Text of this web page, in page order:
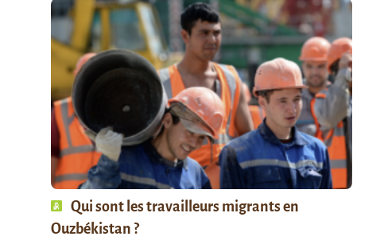
Qui sont les travailleurs migrants en
Ouzbékistan ?